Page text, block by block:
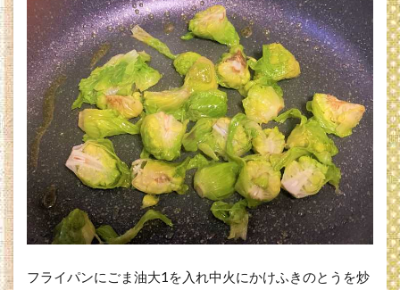
フライパンにごま油大1を入れ中火にかけふきのとうを炒